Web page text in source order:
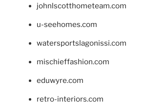
johnlscotthometeam.com
u-seehomes.com
watersportslagonissi.com
mischieffashion.com
eduwyre.com
retro-interiors.com